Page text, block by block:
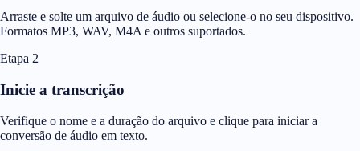
Arraste e solte um arquivo de áudio ou selecione-o no seu dispositivo.
Formatos MP3, WAV, M4A e outros suportados.
Etapa 2
Inicie a transcrição
Verifique o nome e a duração do arquivo e clique para iniciar a
conversão de áudio em texto.